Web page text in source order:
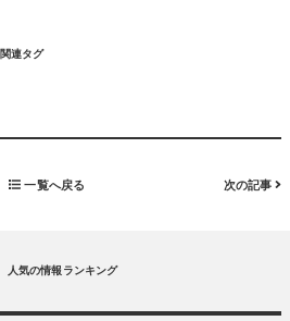
関連タグ
一覧へ戻る 次の記事
人気の情報ランキング